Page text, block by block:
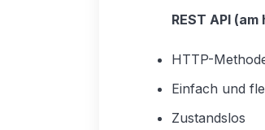
REST API
HTTP-
Einfach und
Zustandslos